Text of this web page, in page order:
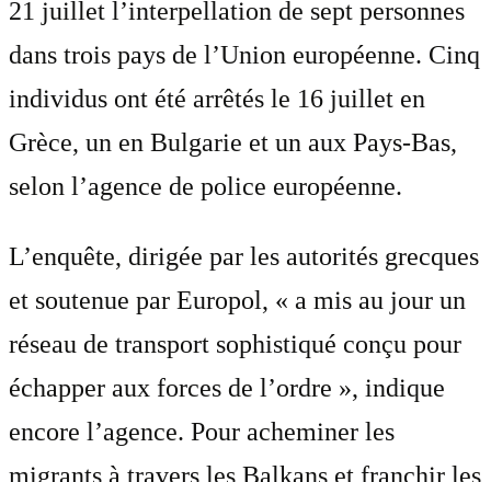
21 juillet l’interpellation de sept personnes
dans trois pays de l’Union européenne. Cinq
individus ont été arrêtés le 16 juillet en
Grèce, un en Bulgarie et un aux Pays-Bas,
selon l’agence de police européenne.
L’enquête, dirigée par les autorités grecques
et soutenue par Europol, « a mis au jour un
réseau de transport sophistiqué conçu pour
échapper aux forces de l’ordre », indique
encore l’agence. Pour acheminer les
migrants à travers les Balkans et franchir les